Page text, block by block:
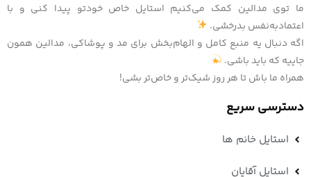
ما توی مدالین کمک می‌کنیم استایل خاص خودتو پیدا کنی و با
اعتمادبه‌نفس بدرخشی.
اگه دنبال یه منبع کامل و الهام‌بخش برای مد و پوشاکی، مدالین همون
جاییه که باید باشی.
همراه ما باش تا هر روز شیک‌تر و خاص‌تر بشی!
دسترسی سریع
استایل خانم ها
استایل آقایان